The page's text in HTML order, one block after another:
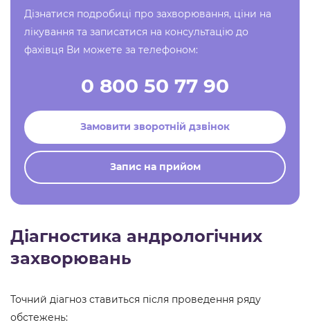
Дізнатися подробиці про захворювання, ціни на
лікування та записатися на консультацію до
фахівця Ви можете за телефоном:
0 800 50 77 90
Замовити зворотній дзвінок
Запис на прийом
Діагностика андрологічних
захворювань
Точний діагноз ставиться після проведення ряду
обстежень: